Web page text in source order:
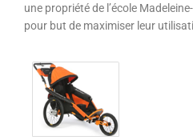
une propriété de l’école
pour but de maximiser leur